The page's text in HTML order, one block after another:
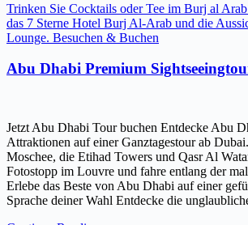
Trinken Sie Cocktails oder Tee im Burj al
das 7 Sterne Hotel Burj Al-Arab und die
Lounge. Besuchen & Buchen
Abu Dhabi Premium
Jetzt Abu Dhabi Tour buchen Entdecke Abu
Attraktionen auf einer Ganztagestour ab
Moschee, die Etihad Towers und Qasr Al
Fotostopp im Louvre und fahre entlang der
Erlebe das Beste von Abu Dhabi auf einer
Sprache deiner Wahl Entdecke die